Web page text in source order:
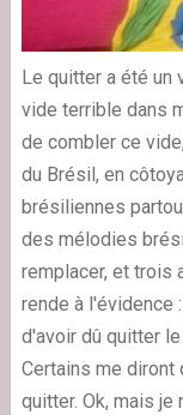
Le quitter a été un
vide terrible dans
de combler ce
du Brésil, en
brésiliennes
des mélodies
remplacer, et trois
rende à l'évidence
d'avoir dû quitter le
Certains me diront
quitter. Ok, mais je